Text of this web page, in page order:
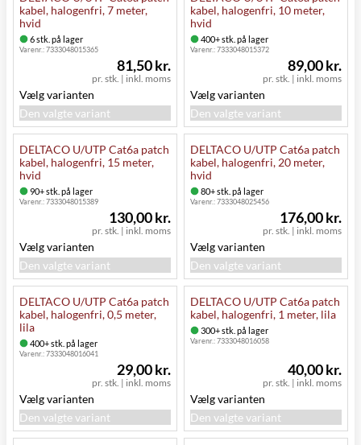
kabel, halogenfri, 7 meter,
hvid
6 stk. på lager
Varenr.:7333048015365
pr. stk. | inkl. moms
81,50 kr.
Vælg varianten
Den valgte variant
kabel, halogenfri, 10 meter,
hvid
400+ stk. på lager
Varenr.:7333048015372
pr. stk. | inkl. moms
89,00 kr.
Vælg varianten
Den valgte variant
DELTACO U/UTP Cat6a patch
kabel, halogenfri, 15 meter,
hvid
90+ stk. på lager
Varenr.:7333048015389
pr. stk. | inkl. moms
130,00 kr.
Vælg varianten
Den valgte variant
DELTACO U/UTP Cat6a patch
kabel, halogenfri, 20 meter,
hvid
80+ stk. på lager
Varenr.:7333048025456
pr. stk. | inkl. moms
176,00 kr.
Vælg varianten
Den valgte variant
DELTACO U/UTP Cat6a patch
kabel, halogenfri, 0,5 meter,
lila
400+ stk. på lager
Varenr.:7333048016041
pr. stk. | inkl. moms
29,00 kr.
Vælg varianten
Den valgte variant
DELTACO U/UTP Cat6a patch
kabel, halogenfri, 1 meter, lila
300+ stk. på lager
Varenr.:7333048016058
pr. stk. | inkl. moms
40,00 kr.
Vælg varianten
Den valgte variant